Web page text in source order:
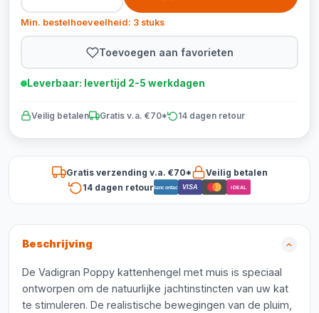
Min. bestelhoeveelheid: 3 stuks
Toevoegen aan favorieten
Leverbaar: levertijd 2-5 werkdagen
Veilig betalen Gratis v.a. €70* 14 dagen retour
Gratis verzending v.a. €70*
Veilig betalen
14 dagen retourBancontact VISA iDEAL
Beschrijving
De Vadigran Poppy kattenhengel met muis is speciaal
ontworpen om de natuurlijke jachtinstincten van uw kat
te stimuleren. De realistische bewegingen van de pluim,